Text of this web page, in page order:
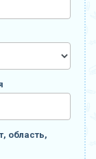
область,